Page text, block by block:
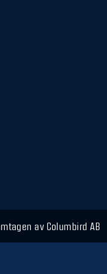
av Columbird AB